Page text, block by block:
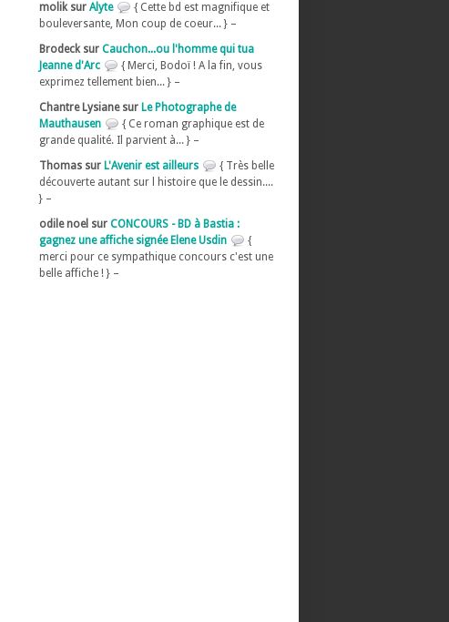
molik sur Alyte
{ Cette bd est magnifique et
bouleversante, Mon coup de coeur... } –
Brodeck sur Cauchon...ou l'homme qui tua
Jeanne d'Arc
{ Merci, Bodoï ! A la fin, vous
exprimez tellement bien... } –
Chantre Lysiane sur Le Photographe de
Mauthausen
{ Ce roman graphique est de
grande qualité. Il parvient à... } –
Thomas sur L'Avenir est ailleurs
{ Très belle
découverte autant sur l histoire que le dessin....
} –
odile noel sur CONCOURS - BD à Bastia :
gagnez une affiche signée Elene Usdin
{
merci pour ce sympathique concours c'est une
belle affiche ! } –